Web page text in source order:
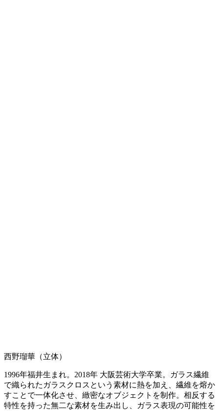
西野瑠華（立体）
1996年福井生まれ。2018年 大阪芸術大学卒業。ガラス繊維
で織られたガラスクロスという素材に熱を加え、繊維を熔か
すことで一体化させ、緻密なオブジェクトを制作。相反する
特性を持った無二な素材を生み出し、ガラス表現の可能性を